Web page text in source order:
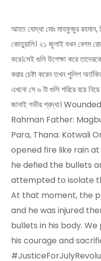
আহত যোদ্ধা মোঃ মাহফুজুর রহমান,
কোতুয়ালি। ২১ জুলাই যখন বেগম
করে।সেই গুলি উপেক্ষা করে
করার চেষ্টা করেন তখন পুলিশ
এখনো সে ৬ টা গুলি শরিরে বয়ে
জানাই গভীর শ্রদ্ধা।
Rahman Father:
Para, Thana: Kotwali
opened fire like rain
he defied the bullets
attempted to isolate
At that moment, the
and he was injured
bullets in his body.
his courage and